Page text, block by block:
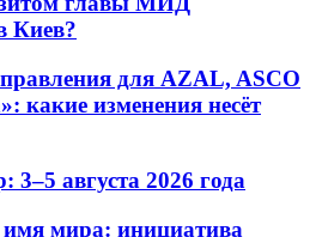
Киев?
для AZAL, ASCO
какие изменения несёт
3–5 августа 2026 года
мира: инициатива